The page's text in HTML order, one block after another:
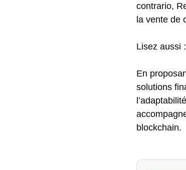
contrario,
la vente de
Lisez aussi :
En
solutions
blockchain.